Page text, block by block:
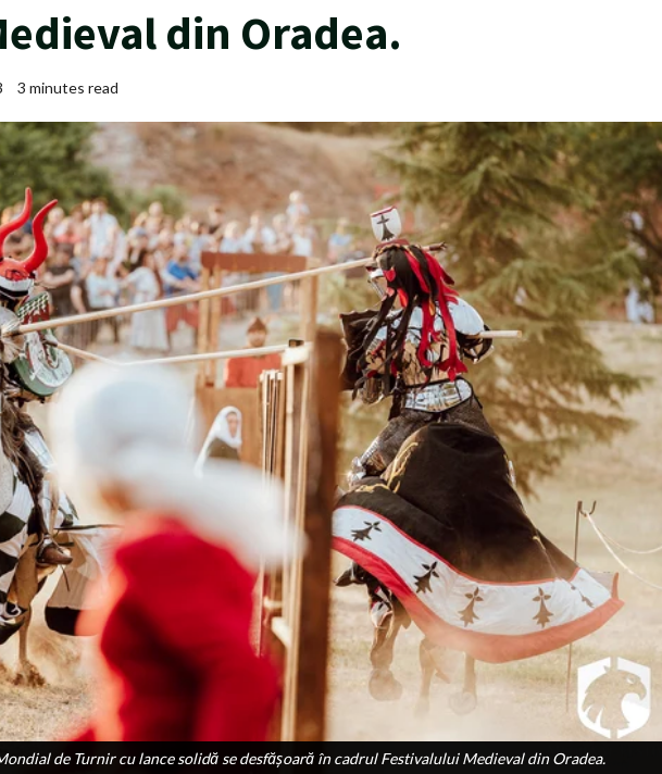
din Oradea.
3 minutes read
de Turnir cu lance solidă se desfășoară în cadrul Festivalului Medieval din Oradea.
de Turnir cu lance solidă se desfășoară în cadrul Festivalului Medieval din Oradea.